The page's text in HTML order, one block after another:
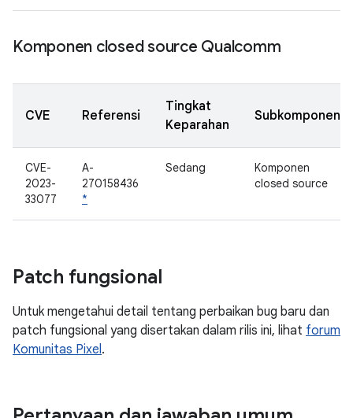
Komponen closed source Qualcomm
CVE Referensi
Tingkat
Keparahan
Subkomponen
CVE-
2023-
33077
A-
270158436
*
Sedang
Komponen
closed source
Patch fungsional
Untuk mengetahui detail tentang perbaikan bug baru dan
patch fungsional yang disertakan dalam rilis ini, lihat forum
Komunitas Pixel.